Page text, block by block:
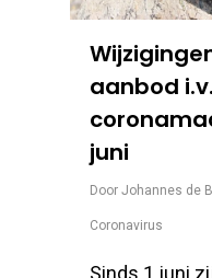
aanbod
juni
Door Johannes de
Coronavirus
Sinds 1 juni